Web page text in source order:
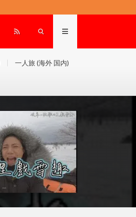
一人旅 (海外 国内)